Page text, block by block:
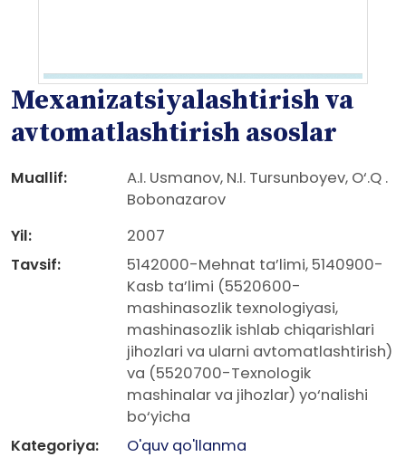
Mexanizatsiyalashtirish va
avtomatlashtirish asoslar
Muallif:
A.I. Usmanov, N.I. Tursunboyev, O‘.Q .
Bobonazarov
Yil:
2007
Tavsif:
5142000-Mehnat ta’limi, 5140900-
Kasb ta’limi (5520600-
mashinasozlik texnologiyasi,
mashinasozlik ishlab chiqarishlari
jihozlari va ularni avtomatlashtirish)
va (5520700-Texnologik
mashinalar va jihozlar) yo‘nalishi
bo‘yicha
Kategoriya:
O'quv qo'llanma